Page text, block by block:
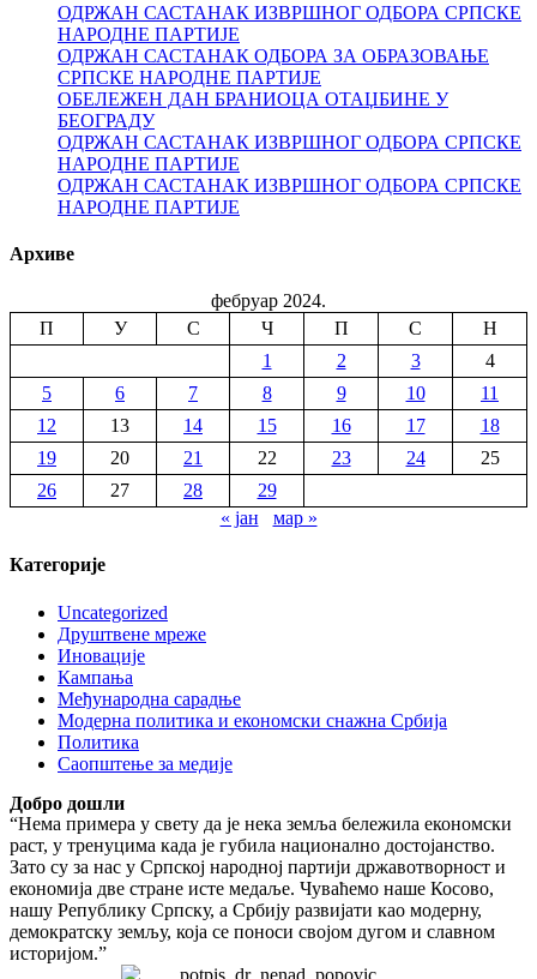
ОДРЖАН САСТАНАК ИЗВРШНОГ ОДБОРА СРПСКЕ
НАРОДНЕ ПАРТИЈЕ
ОДРЖАН САСТАНАК ОДБОРА ЗА ОБРАЗОВАЊЕ
СРПСКЕ НАРОДНЕ ПАРТИЈЕ
ОБЕЛЕЖЕН ДАН БРАНИОЦА ОТАЏБИНЕ У
БЕОГРАДУ
ОДРЖАН САСТАНАК ИЗВРШНОГ ОДБОРА СРПСКЕ
НАРОДНЕ ПАРТИЈЕ
ОДРЖАН САСТАНАК ИЗВРШНОГ ОДБОРА СРПСКЕ
НАРОДНЕ ПАРТИЈЕ
Архиве
фебруар 2024.
П
У С Ч П С
Н
1
2 3
4
5
6 7 8 9 10
11
12
13 14 15 16 17
18
19
20 21 22 23 24
25
26
27 28
29
« јан
мар »
Категорије
Uncategorized
Друштвене мреже
Иновације
Кампања
Међународна сарадње
Модерна политика и економски снажна Србија
Политика
Саопштење за медије
Добро дошли
“Нема примера у свету да је нека земља бележила економски
раст, у тренуцима када је губила национално достојанство.
Зато су за нас у Српској народној партији државотворност и
економија две стране исте медаље. Чуваћемо наше Косово,
нашу Републику Српску, а Србију развијати као модерну,
демократску земљу, која се поноси својом дугом и славном
историјом.”